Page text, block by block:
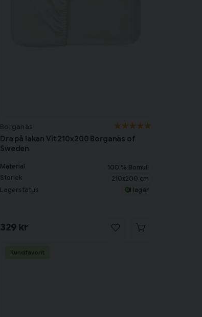
Borganäs
Dra på lakan Vit 210x200 Borganäs of
Sweden
Material
100 % Bomull
Storlek
210x200 cm
Lagerstatus I lager
329 kr
Kundfavorit